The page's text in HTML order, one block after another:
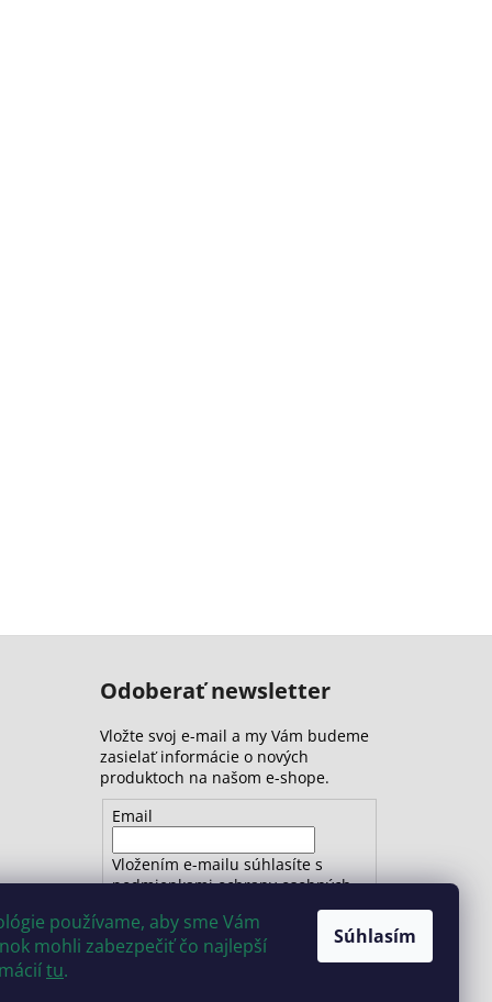
používame, aby sme Vám
mohli zabezpečiť čo najlepší
tu.
Súhlasím
Odoberať newsletter
Vložte svoj e-mail a my Vám budeme
zasielať informácie o nových
produktoch na našom e-shope.
Email
Vložením e-mailu súhlasíte s
podmienkami ochrany osobných
PRIHLÁSIŤ SA